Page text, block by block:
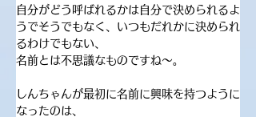
自分がどう呼ばれるかは自分で決められるよ
うでそうでもなく、いつもだれかに決められ
るわけでもない、
名前とは不思議なものですね〜。
しんちゃんが最初に名前に興味を持つように
なったのは、